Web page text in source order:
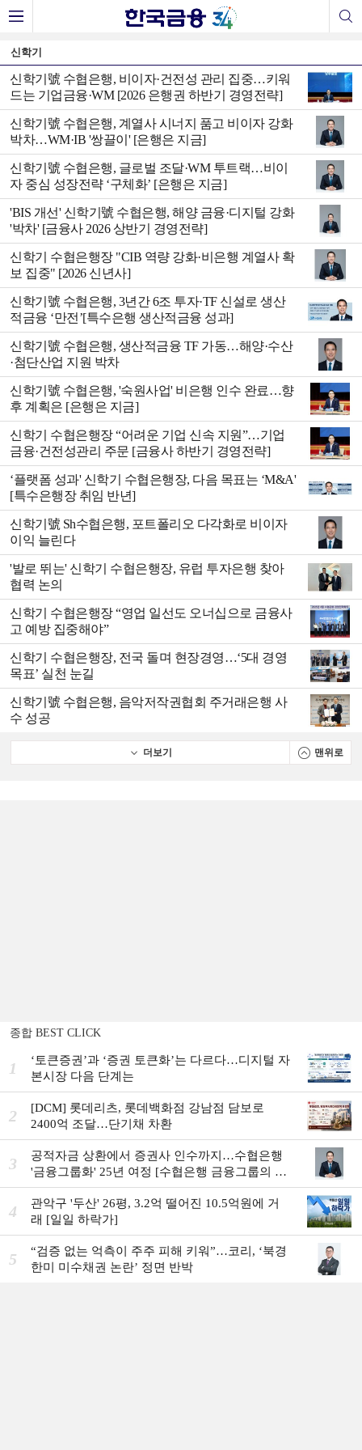
신학기
신학기號 수협은행, 비이자·건전성 관리 집중…키워
드는 기업금융·WM [2026 은행권 하반기 경영전략]
신학기號 수협은행, 계열사 시너지 품고 비이자 강화
박차…WM·IB '쌍끌이' [은행은 지금]
신학기號 수협은행, 글로벌 조달·WM 투트랙…비이
자 중심 성장전략 ‘구체화’ [은행은 지금]
'BIS 개선' 신학기號 수협은행, 해양 금융·디지털 강화
'박차' [금융사 2026 상반기 경영전략]
신학기 수협은행장 "CIB 역량 강화·비은행 계열사 확
보 집중" [2026 신년사]
신학기號 수협은행, 3년간 6조 투자·TF 신설로 생산
적금융 ‘만전’[특수은행 생산적금융 성과]
신학기號 수협은행, 생산적금융 TF 가동…해양·수산
·첨단산업 지원 박차
신학기號 수협은행, '숙원사업' 비은행 인수 완료…향
후 계획은 [은행은 지금]
신학기 수협은행장 “어려운 기업 신속 지원”…기업
금융·건전성관리 주문 [금융사 하반기 경영전략]
‘플랫폼 성과' 신학기 수협은행장, 다음 목표는 ‘M&A'
[특수은행장 취임 반년]
신학기號 Sh수협은행, 포트폴리오 다각화로 비이자
이익 늘린다
'발로 뛰는' 신학기 수협은행장, 유럽 투자은행 찾아
협력 논의
신학기 수협은행장 “영업 일선도 오너십으로 금융사
고 예방 집중해야”
신학기 수협은행장, 전국 돌며 현장경영…‘5대 경영
목표’ 실천 눈길
신학기號 수협은행, 음악저작권협회 주거래은행 사
수 성공
더보기 맨위로
종합 BEST CLICK
1
‘토큰증권’과 ‘증권 토큰화’는 다르다…디지털 자
본시장 다음 단계는
2
[DCM] 롯데리츠, 롯데백화점 강남점 담보로
2400억 조달…단기채 차환
3
공적자금 상환에서 증권사 인수까지…수협은행
'금융그룹화' 25년 여정 [수협은행 금융그룹의 꿈
①]
4
관악구 '두산' 26평, 3.2억 떨어진 10.5억원에 거
래 [일일 하락가]
5
“검증 없는 억측이 주주 피해 키워”…코리, ‘북경
한미 미수채권 논란’ 정면 반박